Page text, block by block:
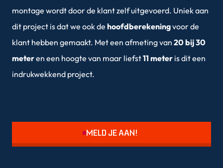
montage wordt door de klant zelf uitgevoerd. Uniek aan
dit project is dat we ook de hoofdberekeningvoor de
klant hebben gemaakt. Met een afmeting van 20 bij 30
meteren een hoogte van maar liefst11 meter is dit een
indrukwekkend project.
MELD JE AAN!